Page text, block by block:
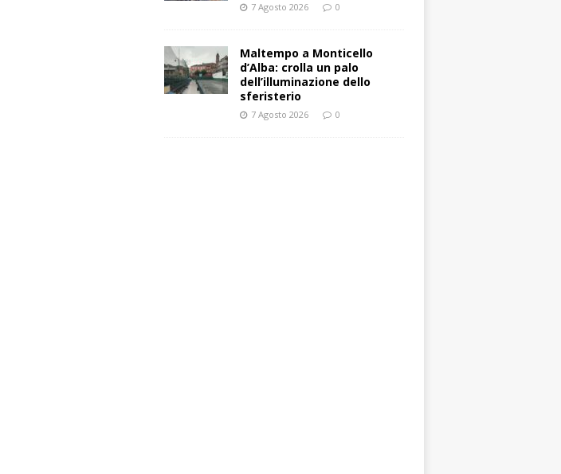
7 Agosto 2026 0
Maltempo a Monticello
d’Alba: crolla un palo
dell’illuminazione dello
sferisterio
7 Agosto 2026 0